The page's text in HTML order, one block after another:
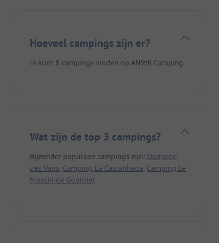
Hoeveel campings zijn er?
Je kunt 8 campings vinden op ANWB Camping.
Wat zijn de top 3 campings?
Bijzonder populaire campings zijn: Domaine
des Vans Camping La Castanhada Camping Le
Moulin de Gournier.